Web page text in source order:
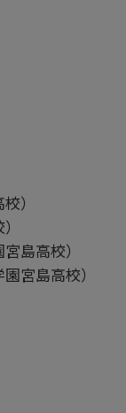
）
島高校）
宮島高校）